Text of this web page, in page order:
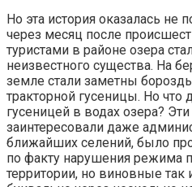
Но эта история оказалась не
через месяц после
туристами в районе озера
неизвестного существа. На
земле стали заметны
тракторной гусеницы. Но что
гусеницей в водах озера?
заинтересовали даже
ближайших селений, было
по факту нарушения режима
территории, но виновные